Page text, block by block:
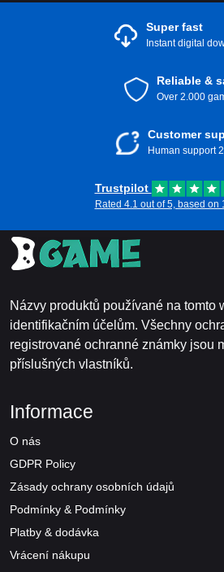
Super fast
Instant digital
Reliable &
Over 2.000
Customer
Human support
Trustpilot
Rated 4.1 out of 5, based on
Názvy produktů používané na tomto
identifikačním účelům. Všechny
registrované ochranné známky jsou
příslušných vlastníků.
Informace
O nás
GDPR Policy
Zásady ochrany osobních údajů
Podmínky & Podmínky
Platby & dodávka
Vrácení nákupu